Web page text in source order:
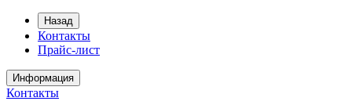
Назад
Контакты
Прайс-лист
Информация
Контакты